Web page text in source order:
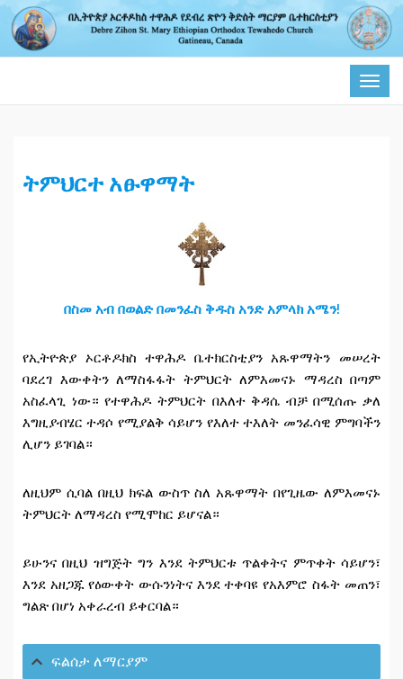
ትምህርተ አፁዋማት
በስመ አብ በወልድ በመንፈስ ቅዱስ አንድ አምላክ አሜን!
የኢትዮጵያ ኦርቶዶክስ ተዋሕዶ ቤተክርስቲያን አጹዋማትን መሠረት
ባደረገ እውቀትን ለማስፋፋት ትምህርት ለምእመናኑ ማዳረስ በጣም
አስፈላጊ ነው። የተዋሕዶ ትምህርት በእለተ ቅዳሴ ብቻ በሚሰጡ ቃለ
እግዚያብሄር ተዳሶ የሚያልቅ ሳይሆን የእለተ ተእለት መንፈሳዊ ምግባችን
ሊሆን ይገባል።
ለዚህም ሲባል በዚህ ክፍል ውስጥ ስለ አጹዋማት በየጊዜው ለምእመናኑ
ትምህርት ለማዳረስ የሚሞከር ይሆናል።
ይሁንና በዚህ ዝግጅት ግን እንደ ትምህርቱ ጥልቀትና ምጥቀት ሳይሆን፣
እንደ አዘጋጁ የዕውቀት ውሱንነትና እንደ ተቀባዩ የአእምሮ ስፋት መጠን፣
ግልጽ በሆነ አቀራረብ ይቀርባል።
ፍልሰታ ለማርያም